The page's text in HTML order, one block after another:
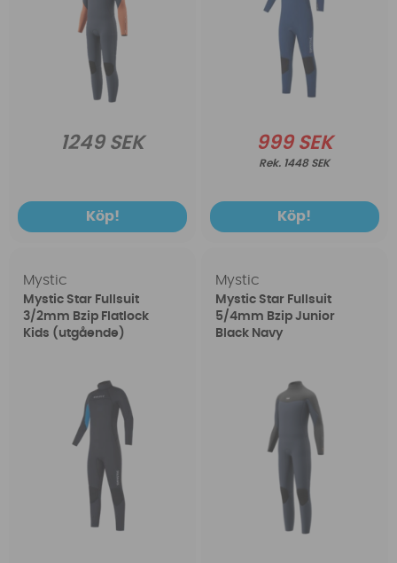
1249 SEK
Köp!
999 SEK
1448 SEK
Köp!
Mystic
Mystic Star Fullsuit
3/2mm Bzip Flatlock
Kids (utgående)
Mystic
Mystic Star Fullsuit
5/4mm Bzip Junior
Black Navy